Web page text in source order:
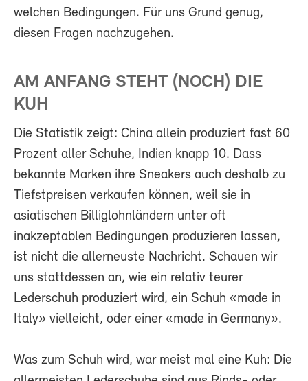
welchen Bedingungen. Für uns Grund genug,
diesen Fragen nachzugehen.
AM ANFANG STEHT (NOCH) DIE
KUH
Die Statistik zeigt: China allein produziert fast 60
Prozent aller Schuhe, Indien knapp 10. Dass
bekannte Marken ihre Sneakers auch deshalb zu
Tiefstpreisen verkaufen können, weil sie in
asiatischen Billiglohnländern unter oft
inakzeptablen Bedingungen produzieren lassen,
ist nicht die allerneuste Nachricht. Schauen wir
uns stattdessen an, wie ein relativ teurer
Lederschuh produziert wird, ein Schuh «made in
Italy» vielleicht, oder einer «made in Germany».
Was zum Schuh wird, war meist mal eine Kuh: Die